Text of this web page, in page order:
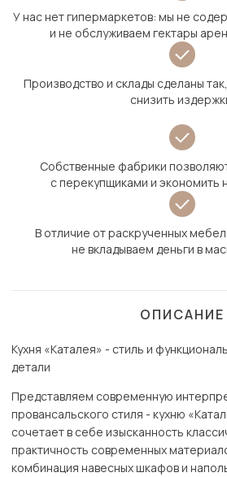
У нас нет гипермаркетов: мы не
и не обслуживаем гектары
Производство и склады сделаны
снизить
Собственные фабрики
с перекупщиками и экономить
В отличие от раскрученных
не вкладываем деньги в
ОПИСАНИЕ
Кухня «Каталея» - стиль и
детали
Представляем современную
провансальского стиля - кухню
сочетает в себе изысканность
практичность современных
комбинация навесных шкафов и